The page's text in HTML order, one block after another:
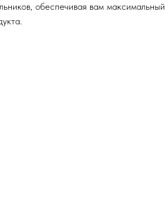
обеспечивая вам максимальный